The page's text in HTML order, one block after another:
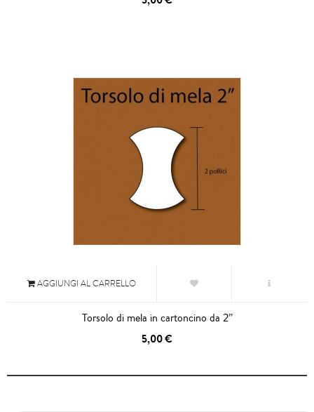
AGGIUNGI AL CARRELLO
Torsolo di mela in cartoncino da 2”
5,00 €